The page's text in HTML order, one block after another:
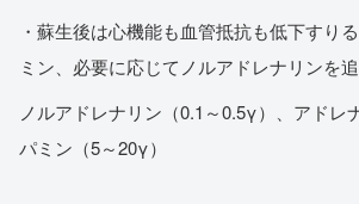
・蘇生後は心機能も血管抵抗も低下すり
ミン、必要に応じてノルアドレナリンを
ノルアドレナリン（0.1～0.5γ）、アドレ
パミン（5～20γ）